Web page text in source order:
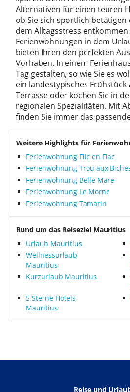
Alternativen für einen teuren
ob Sie sich sportlich
dem Alltagsstress entkommen
Ferienwohnungen in dem
bieten Ihren den perfekten
Vorhaben. In einem
Tag gestalten, so wie Sie es
ein landestypisches Frühstück
Terrasse oder kochen Sie in
regionalen Spezialitäten. Mit
finden Sie immer das
Weitere Highlights für
Ferienwohnung Flic en Flac
Ferienwohnung Trou aux
Ferienwohnung Belle Mare
Ferienwohnung Le Morne
Ferienwohnung Tamarin
Rund um das Reiseziel Mauritius
Urlaub Mauritius
Wellnessurlaub
Mauritius
Kurzurlaub Mauritius
5 Sterne Hotels
Mauritius
Reise und